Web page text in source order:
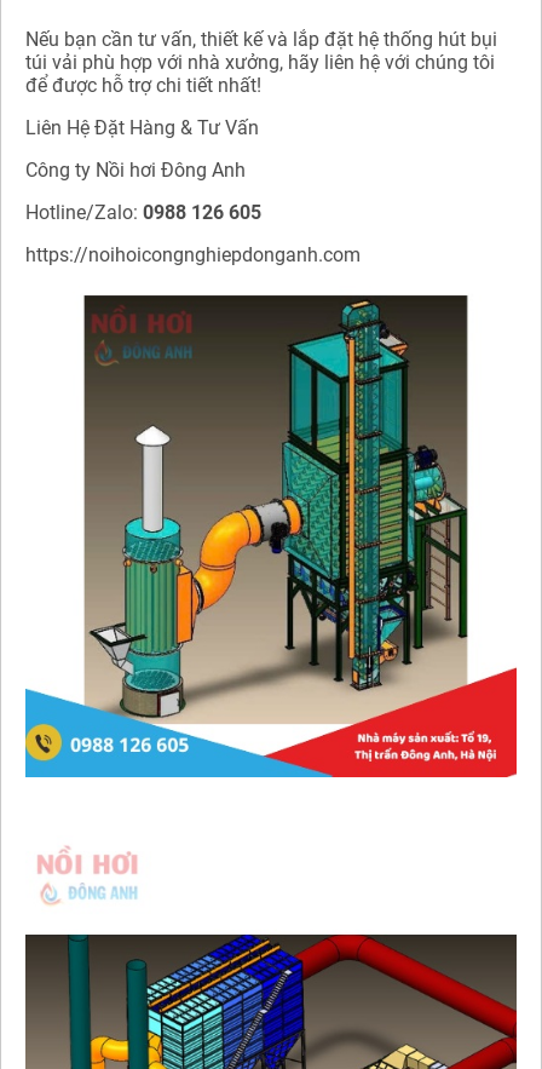
Nếu bạn cần tư vấn, thiết kế và lắp đặt hệ thống hút bụi
túi vải phù hợp với nhà xưởng, hãy liên hệ với chúng tôi
để được hỗ trợ chi tiết nhất!
Liên Hệ Đặt Hàng & Tư Vấn
Công ty Nồi hơi Đông Anh
Hotline/Zalo: 0988 126 605
https://noihoicongnghiepdonganh.com